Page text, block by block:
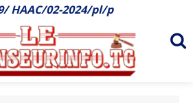
HAAC/02-2024/pl/p